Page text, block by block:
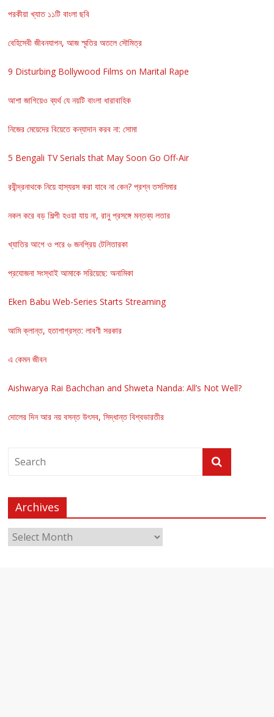
পরকীয়া খ্যাত ১১টি বাংলা ছবি
বেহিসেবী জীবনযাপন, আজ স্মৃতির অতলে সৌমিত্র
9 Disturbing Bollywood Films on Marital Rape
আশা জাগিয়েও ব্যর্থ যে নয়টি বাংলা ধারাবাহিক
নিজের মেয়েদের বিয়েতে কন্যাদান করব না: সোমা
5 Bengali TV Serials that May Soon Go Off-Air
রবীন্দ্রনাথকে নিয়ে হাস্যরস করা যাবে না কেন? প্রশ্ন তসলিমার
নকল করে বড় শিল্পী হওয়া যায় না, রানু প্রসঙ্গে মন্তব্য লতার
খ্যাতির আগে ও পরে ৬ জনপ্রিয় টেলিতারকা
প্রযোজনা সংস্থাই আমাকে সরিয়েছে: অনামিকা
Eken Babu Web-Series Starts Streaming
আমি ক্লান্ত, হতাশাগ্রস্ত: লাবণী সরকার
এ কেমন জীবন
Aishwarya Rai Bachchan and Shweta Nanda: All’s Not Well?
দোলের দিন আর নয় বসন্ত উৎসব, সিদ্ধান্ত বিশ্বভারতীর
Archives